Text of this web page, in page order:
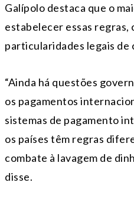
Galípolo destaca que o
estabelecer essas regras,
particularidades legais de
“Ainda há questões
os pagamentos
sistemas de pagamento
os países têm regras
combate à lavagem de
disse.